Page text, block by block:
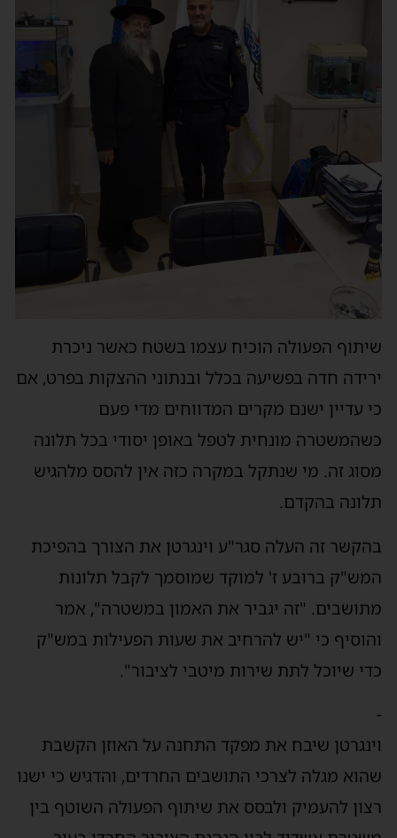
שיתוף הפעולה הוכיח עצמו בשטח כאשר ניכרת
ירידה חדה בפשיעה בכלל ובנתוני ההצקות בפרט, אם
כי עדיין ישנם מקרים המדווחים מדי פעם
כשהמשטרה מונחית לטפל באופן יסודי בכל תלונה
מסוג זה. מי שנתקל במקרה כזה אין להסס מלהגיש
תלונה בהקדם.
בהקשר זה העלה סגר"ע וינגרטן את הצורך בהפיכת
המש"ק ברובע ז' למוקד שמוסמך לקבל תלונות
מתושבים. "זה יגביר את האמון במשטרה", אמר
והוסיף כי "יש להרחיב את שעות הפעילות במש"ק
כדי שיוכל לתת שירות מיטבי לציבור".
-
וינגרטן שיבח את מפקד התחנה על האוזן הקשבת
שהוא מגלה לצרכי התושבים החרדים, והדגיש כי ישנו
רצון להעמיק ולבסס את שיתוף הפעולה השוטף בין